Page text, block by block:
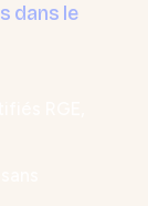
dans le